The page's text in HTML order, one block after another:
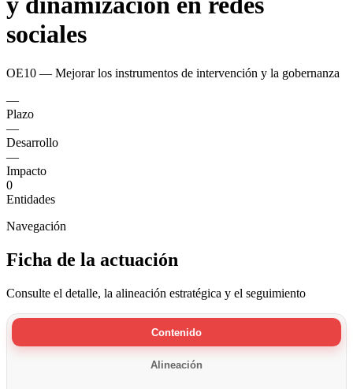
sociales
OE10 — Mejorar los instrumentos de intervención y la gobernanza
—
Plazo
—
Desarrollo
—
Impacto
0
Entidades
Navegación
Ficha de la actuación
Consulte el detalle, la alineación estratégica y el seguimiento
Contenido
Alineación